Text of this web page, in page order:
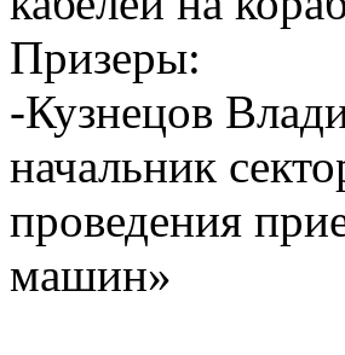
Призеры:
-Кузнецов
начальник
проведения
машин»